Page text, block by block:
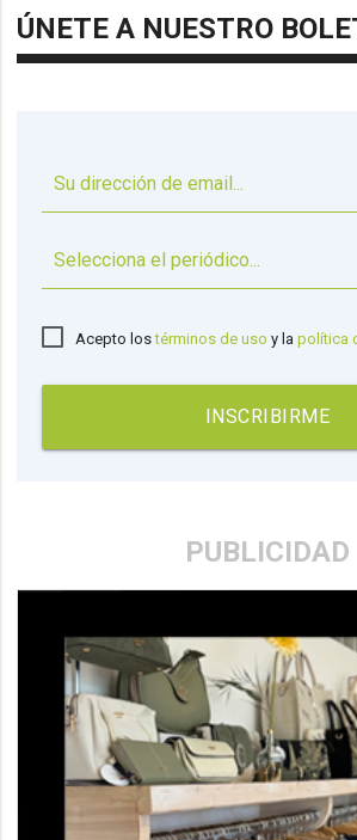
ÚNETE A NUESTRO
Acepto lostérminos de uso y lapolítica
INSCRIBIRME
PUBLICIDAD